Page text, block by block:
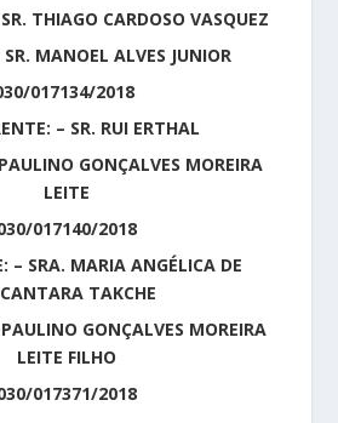
THIAGO CARDOSO VASQUEZ
MANOEL ALVES JUNIOR
017134/2018
– SR. RUI ERTHAL
GONÇALVES MOREIRA
LEITE
017140/2018
– SRA. MARIA ANGÉLICA DE
TAKCHE
GONÇALVES MOREIRA
LEITE FILHO
017371/2018